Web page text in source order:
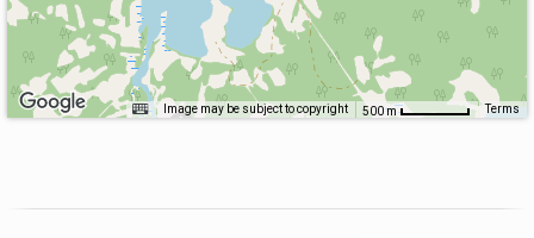
Image may be subject to copyright 500 m Terms